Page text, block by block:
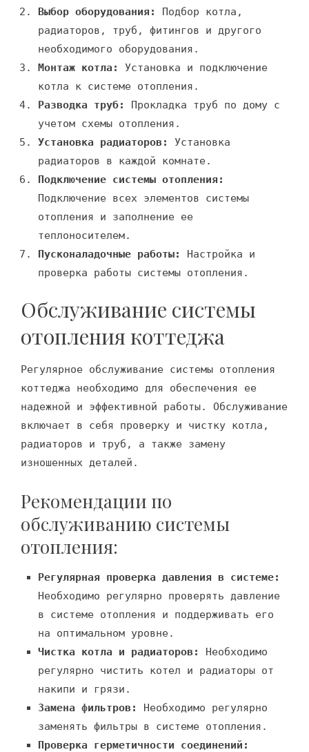
Выбор оборудования:
Подбор котла,
радиаторов, труб, фитингов и другого
необходимого оборудования.
Монтаж котла:
Установка и подключение
котла к системе отопления.
Разводка труб:
Прокладка труб по дому с
учетом схемы отопления.
Установка радиаторов:
Установка
радиаторов в каждой комнате.
Подключение системы отопления:
Подключение всех элементов системы
отопления и заполнение ее
теплоносителем.
Пусконаладочные работы:
Настройка и
проверка работы системы отопления.
Обслуживание системы
отопления коттеджа
Регулярное обслуживание системы отопления
коттеджа необходимо для обеспечения ее
надежной и эффективной работы. Обслуживание
включает в себя проверку и чистку котла,
радиаторов и труб, а также замену
изношенных деталей.
Рекомендации по
обслуживанию системы
отопления:
Регулярная проверка давления в системе:
Необходимо регулярно проверять давление
в системе отопления и поддерживать его
на оптимальном уровне.
Чистка котла и радиаторов:
Необходимо
регулярно чистить котел и радиаторы от
накипи и грязи.
Замена фильтров:
Необходимо регулярно
заменять фильтры в системе отопления.
Проверка герметичности соединений: